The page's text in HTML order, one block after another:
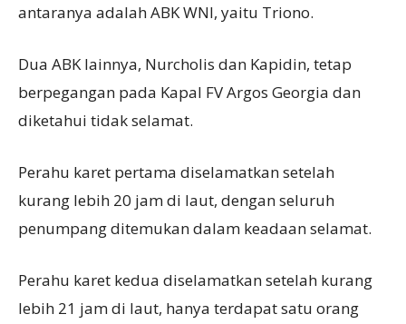
antaranya adalah ABK WNI, yaitu Triono.
Dua ABK lainnya, Nurcholis dan Kapidin, tetap
berpegangan pada Kapal FV Argos Georgia dan
diketahui tidak selamat.
Perahu karet pertama diselamatkan setelah
kurang lebih 20 jam di laut, dengan seluruh
penumpang ditemukan dalam keadaan selamat.
Perahu karet kedua diselamatkan setelah kurang
lebih 21 jam di laut, hanya terdapat satu orang